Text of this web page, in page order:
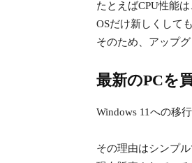
たとえばCPU性能は
OSだけ新しくして
そのため、アップ
最新のPCを
Windows 11への移行
その理由はシンプル